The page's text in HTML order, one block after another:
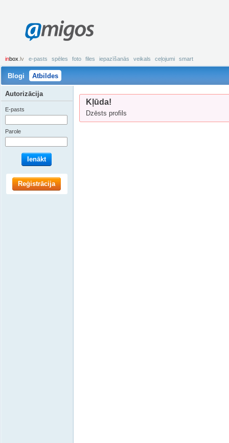
amigos
inbox .lv e-pasts spēles foto files iepazīšanās veikals ceļojumi smart
Blogi Atbildes
Kļūda!
Dzēsts profils
Autorizācija
E-pasts
Parole
Ienākt
Reģistrācija